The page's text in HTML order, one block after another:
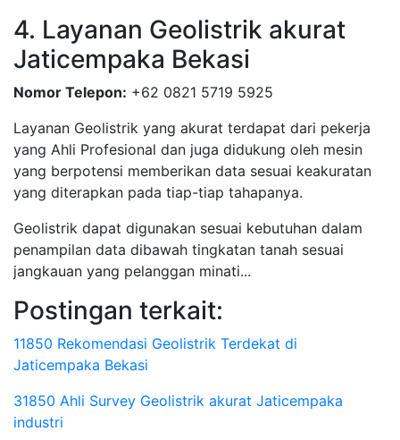
4. Layanan Geolistrik akurat
Jaticempaka Bekasi
Nomor Telepon: +62 0821 5719 5925
Layanan Geolistrik yang akurat terdapat dari pekerja
yang Ahli Profesional dan juga didukung oleh mesin
yang berpotensi memberikan data sesuai keakuratan
yang diterapkan pada tiap-tiap tahapanya.
Geolistrik dapat digunakan sesuai kebutuhan dalam
penampilan data dibawah tingkatan tanah sesuai
jangkauan yang pelanggan minati...
Postingan terkait:
11850 Rekomendasi Geolistrik Terdekat di
Jaticempaka Bekasi
31850 Ahli Survey Geolistrik akurat Jaticempaka
industri